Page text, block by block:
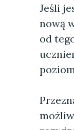
Jeśli
nową
od